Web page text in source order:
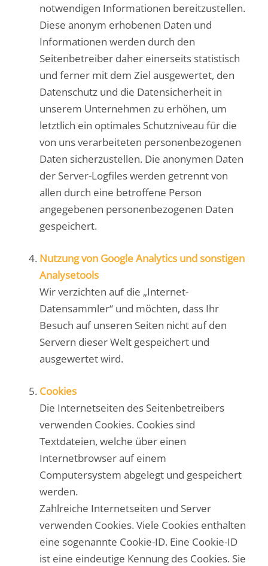
notwendigen Informationen bereitzustellen.
Diese anonym erhobenen Daten und
Informationen werden durch den
Seitenbetreiber daher einerseits statistisch
und ferner mit dem Ziel ausgewertet, den
Datenschutz und die Datensicherheit in
unserem Unternehmen zu erhöhen, um
letztlich ein optimales Schutzniveau für die
von uns verarbeiteten personenbezogenen
Daten sicherzustellen. Die anonymen Daten
der Server-Logfiles werden getrennt von
allen durch eine betroffene Person
angegebenen personenbezogenen Daten
gespeichert.
Nutzung von Google Analytics und sonstigen
Analysetools
Wir verzichten auf die „Internet-
Datensammler“ und möchten, dass Ihr
Besuch auf unseren Seiten nicht auf den
Servern dieser Welt gespeichert und
ausgewertet wird.
Cookies
Die Internetseiten des Seitenbetreibers
verwenden Cookies. Cookies sind
Textdateien, welche über einen
Internetbrowser auf einem
Computersystem abgelegt und gespeichert
werden.
Zahlreiche Internetseiten und Server
verwenden Cookies. Viele Cookies enthalten
eine sogenannte Cookie-ID. Eine Cookie-ID
ist eine eindeutige Kennung des Cookies. Sie